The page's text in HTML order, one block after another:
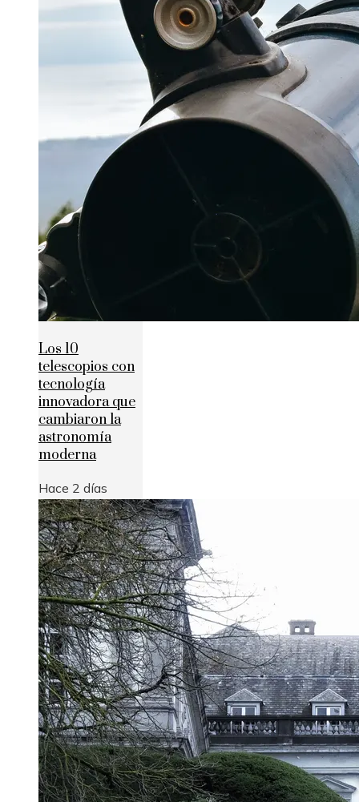
Los 10
telescopios con
tecnología
innovadora que
cambiaron la
astronomía
moderna
Hace 2 días